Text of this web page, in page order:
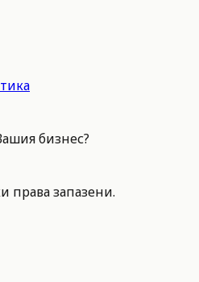
бизнес?
права запазени.